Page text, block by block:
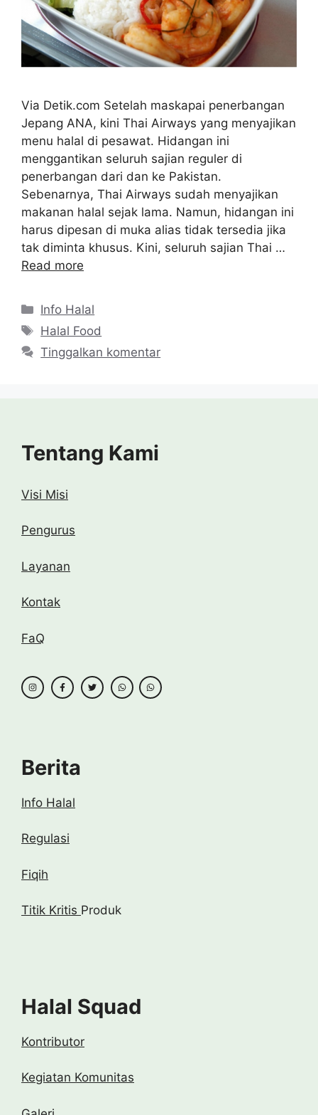
Via Detik.com Setelah maskapai penerbangan
Jepang ANA, kini Thai Airways yang menyajikan
menu halal di pesawat. Hidangan ini
menggantikan seluruh sajian reguler di
penerbangan dari dan ke Pakistan.
Sebenarnya, Thai Airways sudah menyajikan
makanan halal sejak lama. Namun, hidangan ini
harus dipesan di muka alias tidak tersedia jika
tak diminta khusus. Kini, seluruh sajian Thai …
Read more
Kategori
Info Halal
Tag
Halal Food
Tinggalkan komentar
Tentang Kami
Visi Misi
Pengurus
Layanan
Kontak
FaQ
Berita
Info Halal
Regulasi
Fiqih
Titik Kritis Produk
Halal Squad
Kontributor
Kegiatan Komunitas